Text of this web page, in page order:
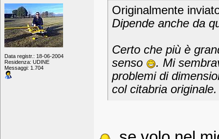
Data registr.: 18-06-2004
Residenza: UDINE
Messaggi: 1.704
Originalmente
Dipende anche da
Certo che più è
senso
. Mi
problemi di
col citabria